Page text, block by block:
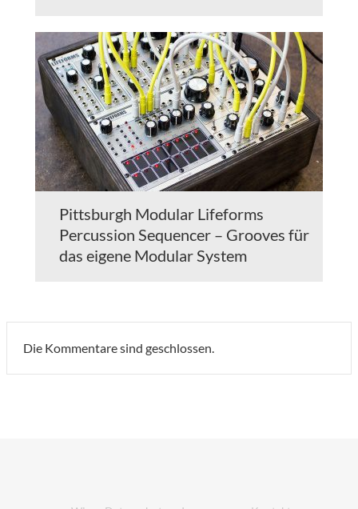
Pittsburgh Modular Lifeforms
Percussion Sequencer – Grooves für
das eigene Modular System
Die Kommentare sind geschlossen.